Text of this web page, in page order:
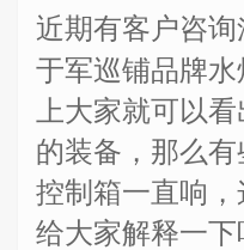
近期有客户咨询
于军巡铺品牌
上大家就可以
的装备，那么
控制箱一直响
给大家解释一下